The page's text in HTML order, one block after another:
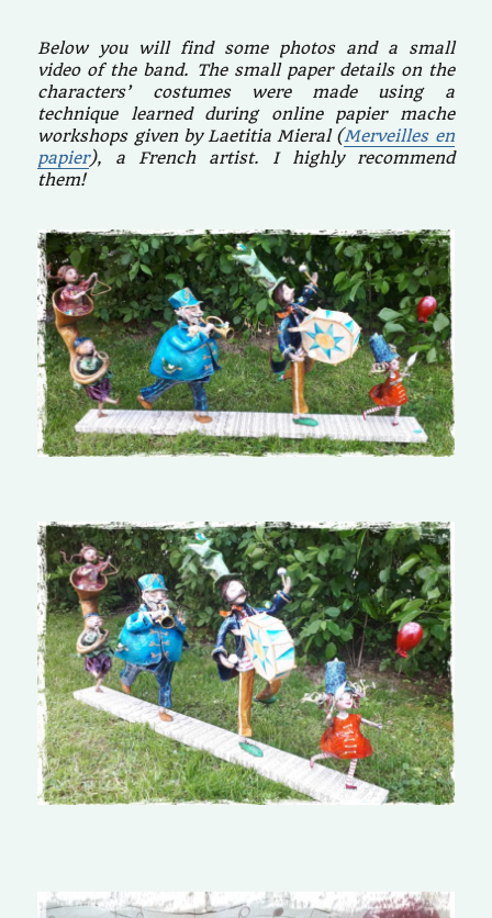
Below you will find some photos and a small
video of the band. The small paper details on the
characters’ costumes were made using a
technique learned during online papier mache
workshops given by Laetitia Mieral (Merveilles en
papier), a French artist.
I highly recommend
them!